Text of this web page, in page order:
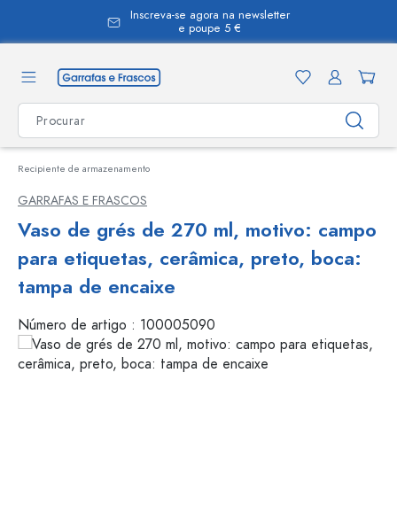
Inscreva-se agora na newsletter
e poupe 5 €
Recipiente de armazenamento
GARRAFAS E FRASCOS
Vaso de grés de 270 ml, motivo: campo
para etiquetas, cerâmica, preto, boca:
tampa de encaixe
Número de artigo : 100005090